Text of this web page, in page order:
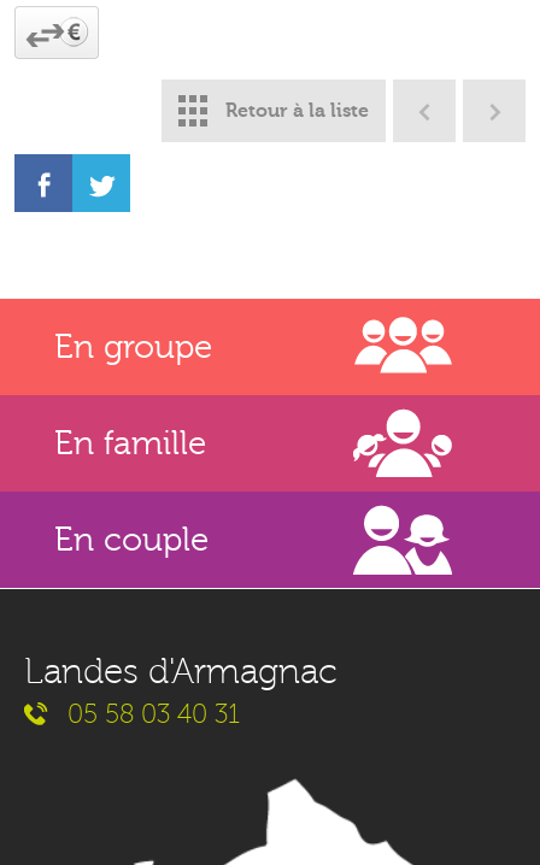
Retour à la liste
En groupe
En famille
En couple
Landes d'Armagnac
05 58 03 40 31